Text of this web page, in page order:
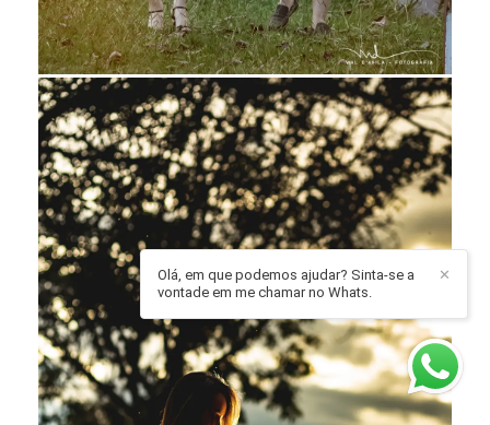
✕
Olá, em que podemos ajudar? Sinta-se a
vontade em me chamar no Whats.